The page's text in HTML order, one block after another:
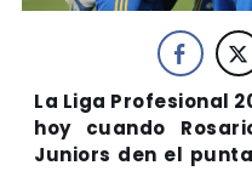
La Liga Profesional
hoy cuando
Juniors den el